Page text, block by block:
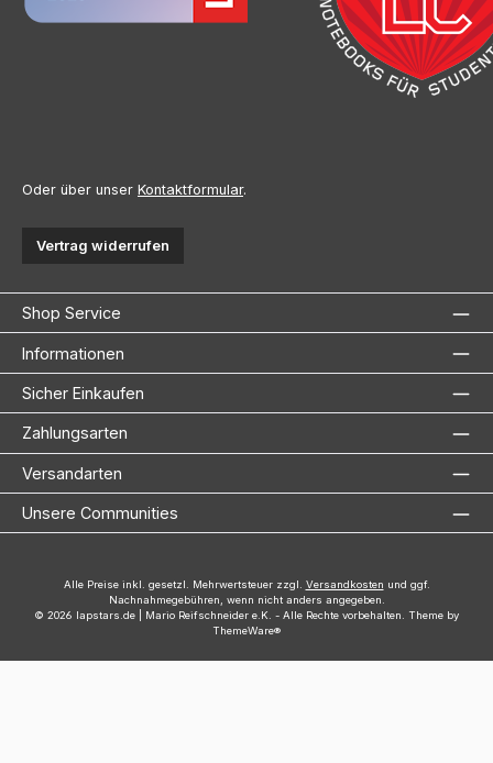
Oder über unser Kontaktformular.
Vertrag widerrufen
Shop Service
Informationen
Sicher Einkaufen
Zahlungsarten
Versandarten
Unsere Communities
Alle Preise inkl. gesetzl. Mehrwertsteuer zzgl. Versandkosten und ggf.
Nachnahmegebühren, wenn nicht anders angegeben.
© 2026 lapstars.de | Mario Reifschneider e.K. - Alle Rechte vorbehalten. Theme by
ThemeWare®